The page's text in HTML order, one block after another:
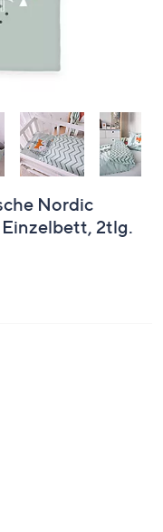
Nordic
2tlg.